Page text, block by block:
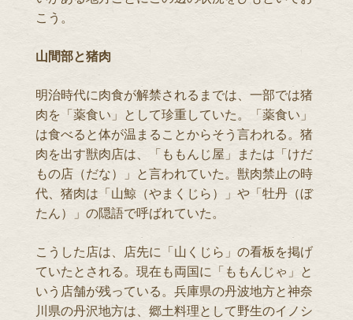
こう。
山間部と猪肉
明治時代に肉食が解禁されるまでは、一部では猪
肉を「薬食い」として珍重していた。「薬食い」
は食べると体が温まることからそう言われる。猪
肉を出す獣肉店は、「ももんじ屋」または「けだ
もの店（だな）」と言われていた。獣肉禁止の時
代、猪肉は「山鯨（やまくじら）」や「牡丹（ぼ
たん）」の隠語で呼ばれていた。
こうした店は、店先に「山くじら」の看板を掲げ
ていたとされる。現在も両国に「ももんじゃ」と
いう店舗が残っている。兵庫県の丹波地方と神奈
川県の丹沢地方は、郷土料理として野生のイノシ